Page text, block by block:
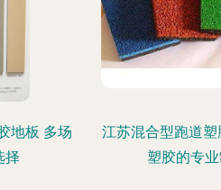
地板 多场
择
江苏混合型跑道
塑胶的专